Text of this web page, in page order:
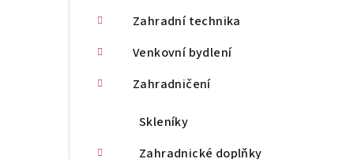
Zahradní technika
Venkovní bydlení
Zahradničení
Skleníky
Zahradnické doplňky